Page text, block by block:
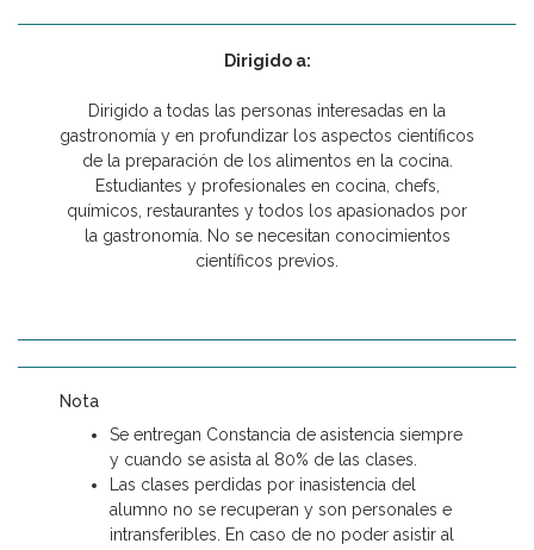
Dirigido a:
Dirigido a todas las personas interesadas en la
gastronomía y en profundizar los aspectos científicos
de la preparación de los alimentos en la cocina.
Estudiantes y profesionales en cocina, chefs,
químicos, restaurantes y todos los apasionados por
la gastronomía. No se necesitan conocimientos
científicos previos.
Nota
Se entregan Constancia de asistencia siempre
y cuando se asista al 80% de las clases.
Las clases perdidas por inasistencia del
alumno no se recuperan y son personales e
intransferibles. En caso de no poder asistir al